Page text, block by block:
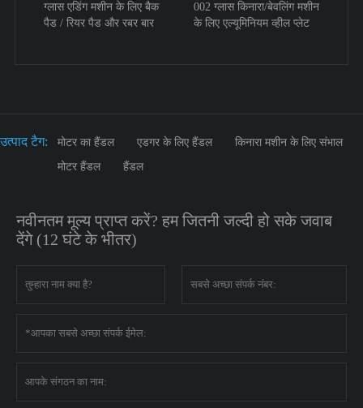
ग्लास एडिंग मशीन के लिए बैक
पैड / रियर पैड और रबर बार
002 ग्लास किनारा/बेवलिंग मशीन
के लिए एल्यूमिनियम व्हील प्लेट
उत्पाद टैग: मोटर का हैंडल एडगर के लिए हैंडल
किनारा मशीन के लिए संभाल
मोटर हैंडल
हैंडल
नवीनतम मूल्य प्राप्त करें? हम जितनी जल्दी हो सके जवाब
देंगे (12 घंटे के भीतर)